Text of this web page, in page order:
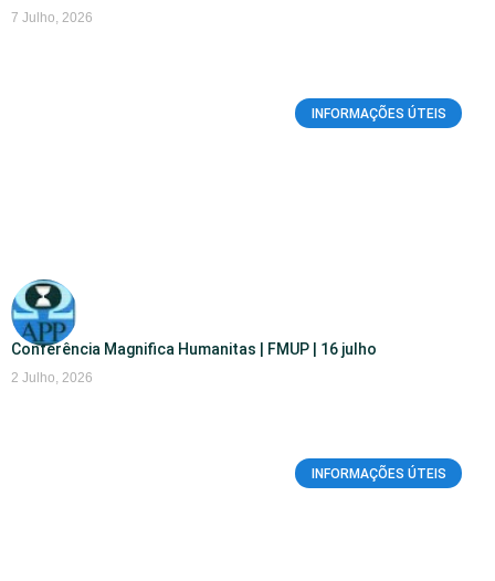
7 Julho, 2026
INFORMAÇÕES ÚTEIS
Conferência Magnifica Humanitas | FMUP | 16 julho
2 Julho, 2026
INFORMAÇÕES ÚTEIS